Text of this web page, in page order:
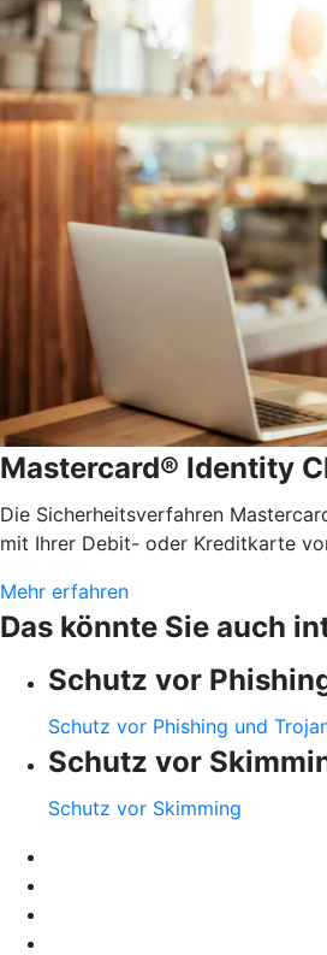
Mastercard® Identity
Die Sicherheitsverfahren
mit Ihrer Debit- oder Kreditkarte
Mehr erfahren
Das könnte Sie auch
Schutz vor
Schutz vor Phishing und
Schutz vor
Schutz vor Skimming